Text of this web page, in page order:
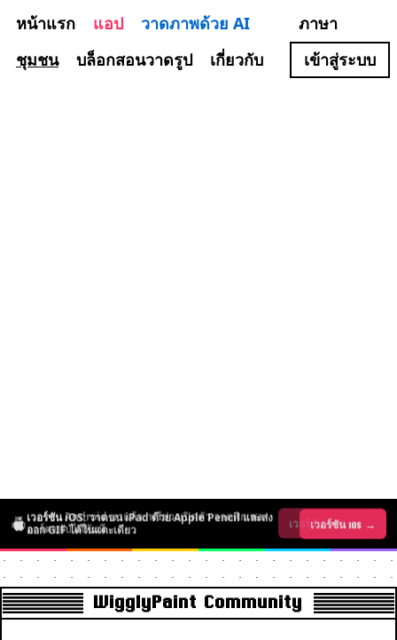
หน้าแรก แอป
วาดภาพด้วย AI
ชุมชน
บล็อกสอนวาดรูป เกี่ยวกับ
ภาษา
เข้าสู่ระบบ
เวอร์ชัน Android มาแล้ว: ฟรีช่วงเปิดตัว วาดพิกเซล
อาร์ตขยับได้ทันที
เวอร์ชัน Android →
เวอร์ชัน iOS: วาดบน iPad ด้วย Apple Pencil และส่ง
ออก GIF ได้ในแตะเดียว
เวอร์ชัน iOS →
WigglyPaint Community